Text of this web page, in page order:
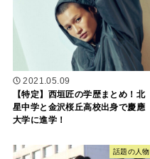
2021.05.09
【特定】西垣匠の学歴まとめ！北
星中学と金沢桜丘高校出身で慶應
大学に進学！
話題の人物